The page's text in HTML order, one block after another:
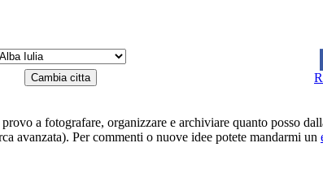
a fotografare, organizzare e archiviare quanto posso
avanzata). Per commenti o nuove idee potete mandarmi un